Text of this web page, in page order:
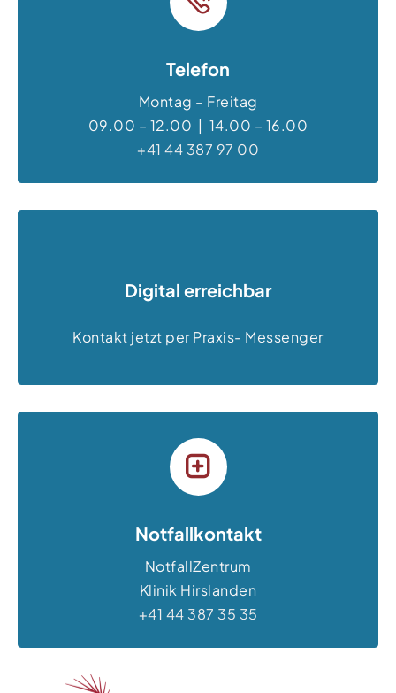
Telefon
Montag – Freitag
09.00 – 12.00 | 14.00 – 16.00
+41 44 387 97 00
Digital erreichbar
Kontakt jetzt per Praxis- Messenger
Notfallkontakt
NotfallZentrum
Klinik Hirslanden
+41 44 387 35 35